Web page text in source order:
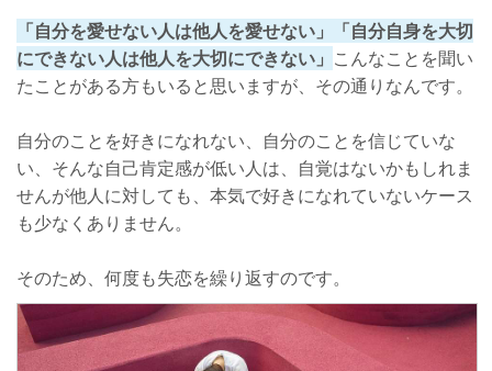
「自分を愛せない人は他人を愛せない」「自分自身を大切
にできない人は他人を大切にできない」 こんなことを聞い
たことがある方もいると思いますが、その通りなんです。
自分のことを好きになれない、自分のことを信じていな
い、そんな自己肯定感が低い人は、自覚はないかもしれま
せんが他人に対しても、本気で好きになれていないケース
も少なくありません。
そのため、何度も失恋を繰り返すのです。